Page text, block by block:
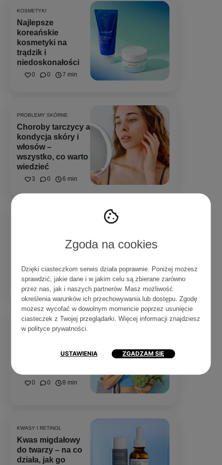
Zgoda na cookies
Dzięki ciasteczkom serwis działa poprawnie. Poniżej możesz
sprawdzić, jakie dane i w jakim celu są zbierane zarówno
przez nas, jak i naszych partnerów. Masz możliwość
określenia warunków ich przechowywania lub dostępu. Zgodę
możesz wycofać w dowolnym momencie poprzez usunięcie
ciasteczek z Twojej przeglądarki. Więcej informacji znajdziesz
w polityce prywatności.
USTAWIENIA ZGADZAM SIĘ
KOSMETYKI
Najlepsze
koreańskie
kosmetyki na
trądzik i
niedoskonałości
0 0 7 min
PROBLEMY SKÓRNE
Choroby tarczycy a
kondycja skóry i
włosów –
wszystko, co warto
wiedzieć
3 0 6 min
wymiar pielęgnacji i
zadbaj o skórę
marką SkinTra
0 0 8 min
PROBLEMY SKÓRNE
co jeść, aby
0 0 8 min
KWASY I RETINOL
Kwas migdałowy
do twarzy – na co
działa, jak go